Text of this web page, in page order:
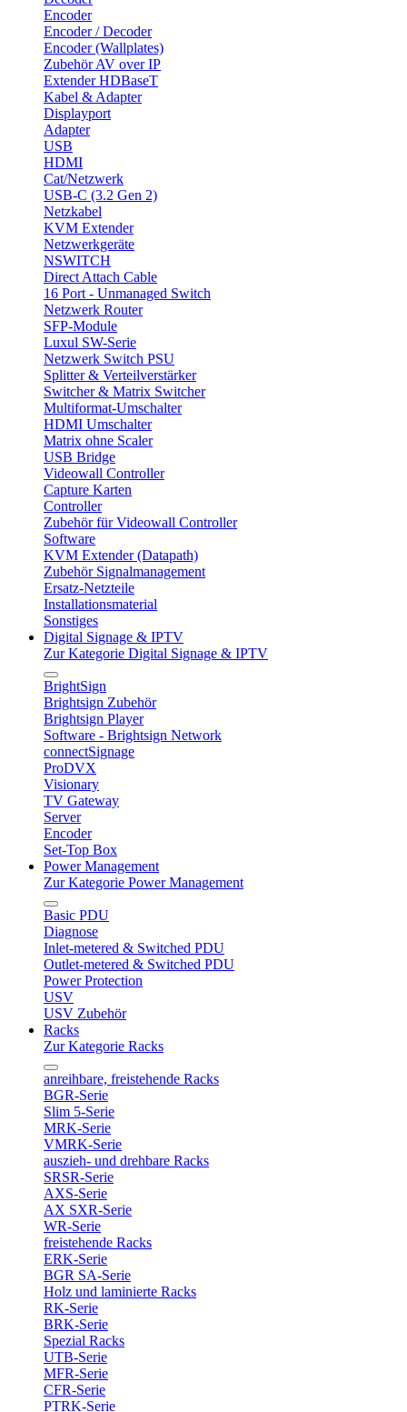
Encoder
Encoder / Decoder
Encoder (Wallplates)
Zubehör AV over IP
Extender HDBaseT
Kabel & Adapter
Displayport
Adapter
USB
HDMI
Cat/Netzwerk
USB-C (3.2 Gen 2)
Netzkabel
KVM Extender
Netzwerkgeräte
NSWITCH
Direct Attach Cable
16 Port - Unmanaged Switch
Netzwerk Router
SFP-Module
Luxul SW-Serie
Netzwerk Switch PSU
Splitter & Verteilverstärker
Switcher & Matrix Switcher
Multiformat-Umschalter
HDMI Umschalter
Matrix ohne Scaler
USB Bridge
Videowall Controller
Capture Karten
Controller
Zubehör für Videowall Controller
Software
KVM Extender (Datapath)
Zubehör Signalmanagement
Ersatz-Netzteile
Installationsmaterial
Sonstiges
Digital Signage & IPTV
Zur Kategorie Digital Signage & IPTV
BrightSign
Brightsign Zubehör
Brightsign Player
Software - Brightsign Network
connectSignage
ProDVX
Visionary
TV Gateway
Server
Encoder
Set-Top Box
Power Management
Zur Kategorie Power Management
Basic PDU
Diagnose
Inlet-metered & Switched PDU
Outlet-metered & Switched PDU
Power Protection
USV
USV Zubehör
Racks
Zur Kategorie Racks
anreihbare, freistehende Racks
BGR-Serie
Slim 5-Serie
MRK-Serie
VMRK-Serie
auszieh- und drehbare Racks
SRSR-Serie
AXS-Serie
AX SXR-Serie
WR-Serie
freistehende Racks
ERK-Serie
BGR SA-Serie
Holz und laminierte Racks
RK-Serie
BRK-Serie
Spezial Racks
UTB-Serie
MFR-Serie
CFR-Serie
PTRK-Serie